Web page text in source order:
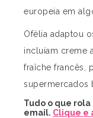
europeia em
Ofélia adaptou
incluíam creme
fraîche francês,
supermercados
Tudo o que
email. Clique e